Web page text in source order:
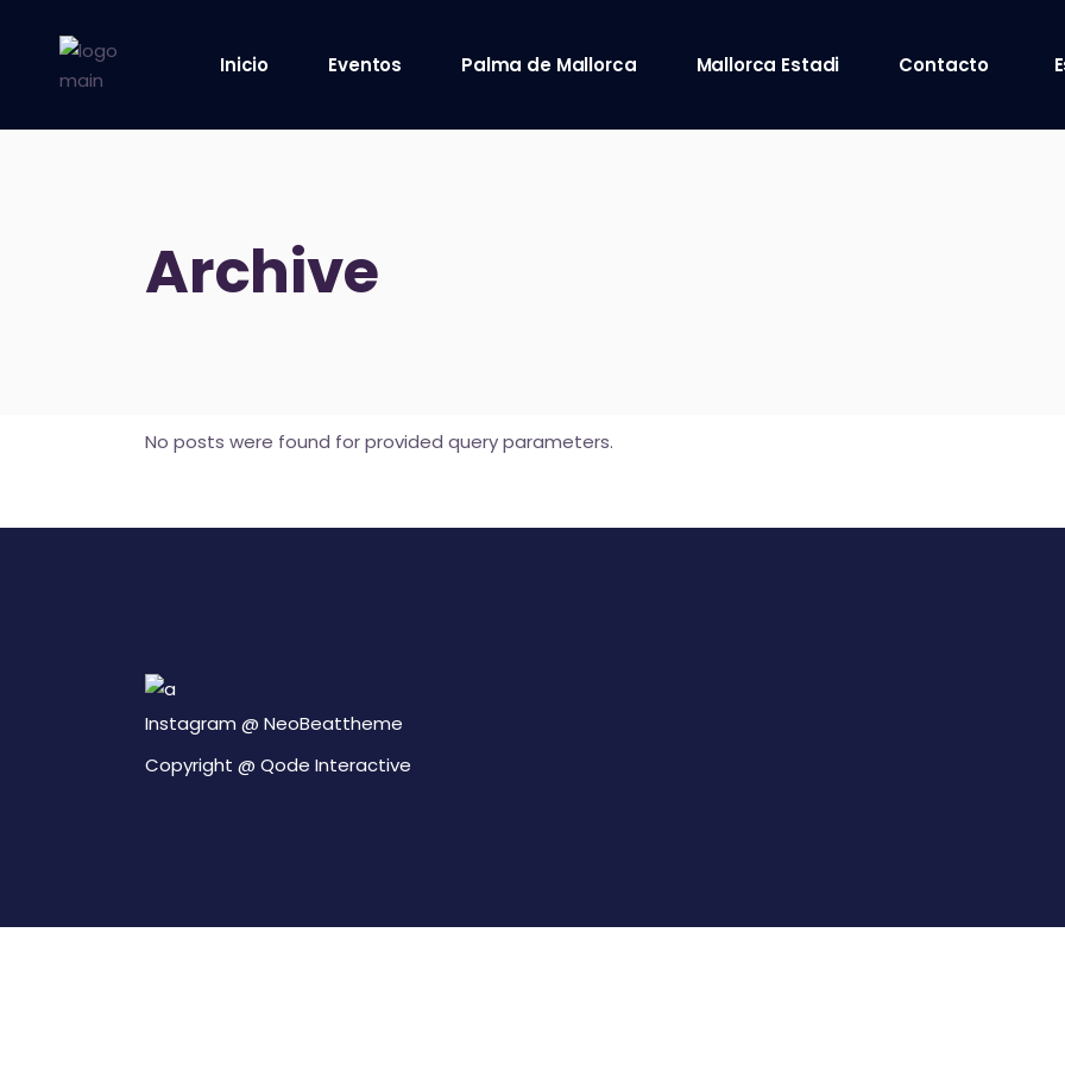
Inicio Eventos
12 octubre 2021
Palma de Mallorca Mallorca Estadi Contacto
Archive
No posts were found for provided query parameters.
Instagram @ NeoBeattheme
Copyright @ Qode Interactive